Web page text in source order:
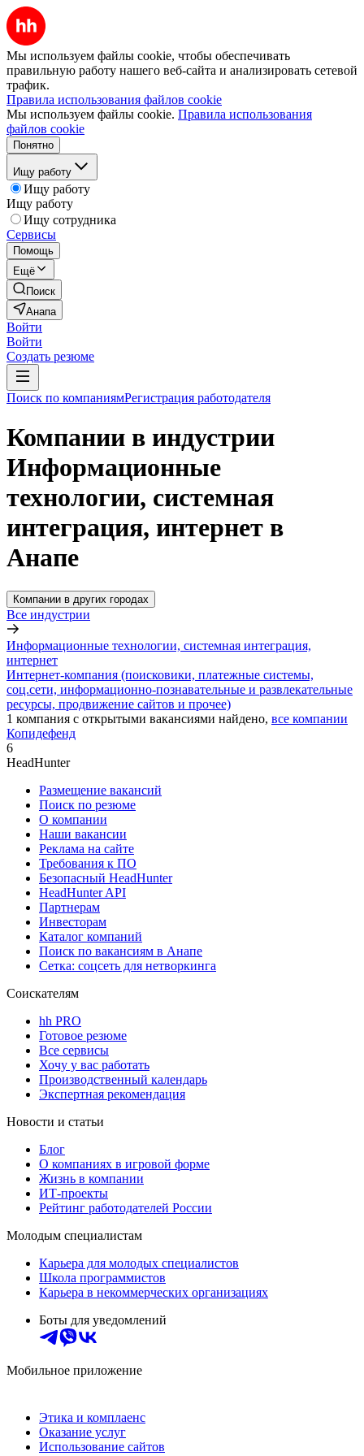
Мы используем файлы cookie, чтобы обеспечивать
правильную работу нашего веб-сайта и анализировать сетевой
трафик.
Правила использования файлов cookie
Мы используем файлы cookie. Правила использования
файлов cookie
Понятно
Ищу работу
Ищу работу
Ищу работу
Ищу сотрудника
Сервисы
Помощь
Ещё
Поиск
Анапа
Войти
Войти
Создать резюме
Поиск по компаниямРегистрация работодателя
Компании в индустрии
Информационные
технологии, системная
интеграция, интернет в
Анапе
Компании в других городах
Все индустрии
Информационные технологии, системная интеграция,
интернет
Интернет-компания (поисковики, платежные системы,
соц.сети, информационно-познавательные и развлекательные
ресурсы, продвижение сайтов и прочее)
1 компания с открытыми вакансиями найдено, все компании
Копидефенд
6
HeadHunter
Размещение вакансий
Поиск по резюме
О компании
Наши вакансии
Реклама на сайте
Требования к ПО
Безопасный HeadHunter
HeadHunter API
Партнерам
Инвесторам
Каталог компаний
Поиск по вакансиям в Анапе
Сетка: соцсеть для нетворкинга
Соискателям
hh PRO
Готовое резюме
Все сервисы
Хочу у вас работать
Производственный календарь
Экспертная рекомендация
Новости и статьи
Блог
О компаниях в игровой форме
Жизнь в компании
ИТ-проекты
Рейтинг работодателей России
Молодым специалистам
Карьера для молодых специалистов
Школа программистов
Карьера в некоммерческих организациях
Боты для уведомлений
Мобильное приложение
Этика и комплаенс
Оказание услуг
Использование сайтов